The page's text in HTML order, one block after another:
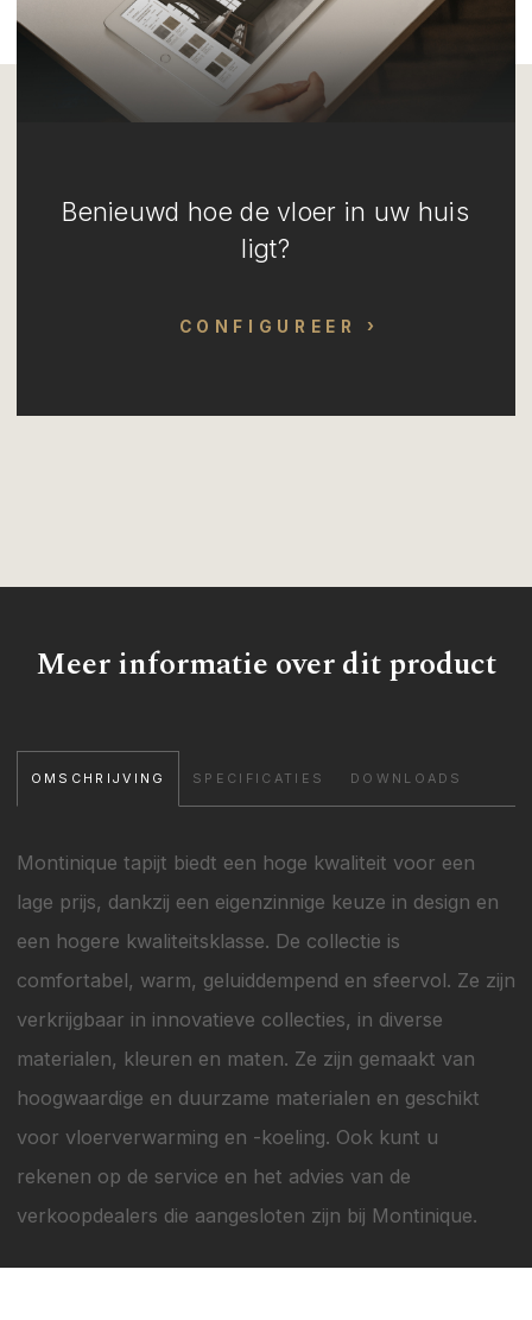
Benieuwd hoe de vloer in uw huis
ligt?
CONFIGUREER
Meer informatie over dit product
OMSCHRIJVING SPECIFICATIES DOWNLOADS
Montinique tapijt biedt een hoge kwaliteit voor een
lage prijs, dankzij een eigenzinnige keuze in design en
een hogere kwaliteitsklasse. De collectie is
comfortabel, warm, geluiddempend en sfeervol. Ze zijn
verkrijgbaar in innovatieve collecties, in diverse
materialen, kleuren en maten. Ze zijn gemaakt van
hoogwaardige en duurzame materialen en geschikt
voor vloerverwarming en -koeling. Ook kunt u
rekenen op de service en het advies van de
verkoopdealers die aangesloten zijn bij Montinique.